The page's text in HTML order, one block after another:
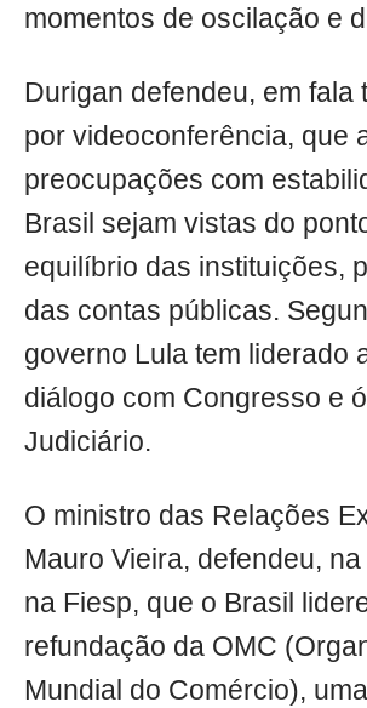
momentos de oscilação e
Durigan defendeu, em fala
por videoconferência, que
preocupações com
Brasil sejam vistas do
equilíbrio das instituições,
das contas públicas.
governo Lula tem liderado
diálogo com Congresso e
Judiciário.
O ministro das Relações
Mauro Vieira, defendeu,
na Fiesp, que o Brasil
refundação da OMC
Mundial do Comércio),